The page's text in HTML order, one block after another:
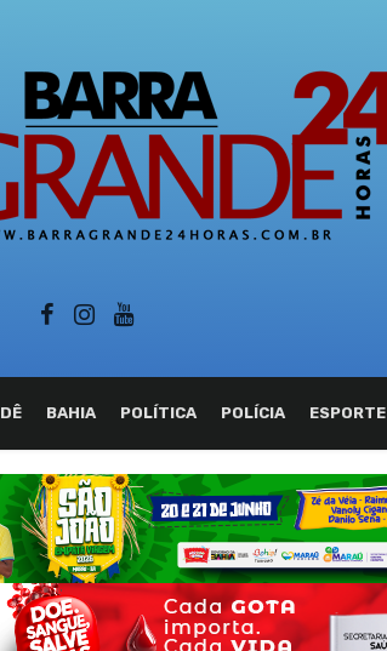
BAHIA POLÍTICA POLÍCIA ESPORTE